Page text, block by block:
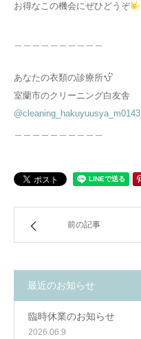
お得なこの機会にぜひどうぞ
あなたの衣類の診療所
室蘭市のクリーニング白友舎
@cleaning_hakuyuusya_m0143
前の記事
最近のお知らせ
臨時休業のお知らせ
2026.06.9